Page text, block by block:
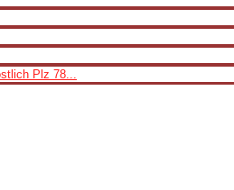
Plz 78...